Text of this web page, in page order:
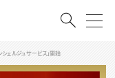
ェルジュサービス」開始